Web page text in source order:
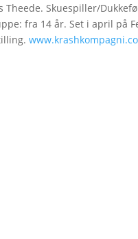
Theede. Skuespiller/
fra 14 år. Set i april på